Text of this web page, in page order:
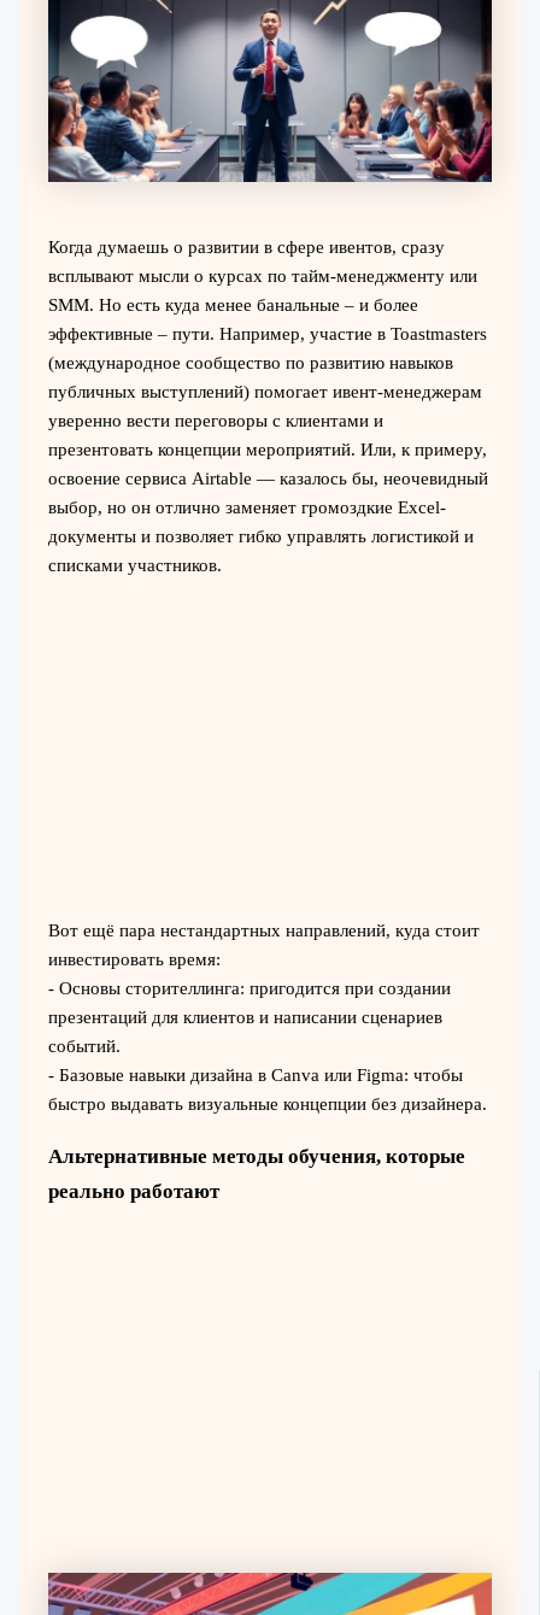
Когда думаешь о развитии в сфере ивентов, сразу
всплывают мысли о курсах по тайм-менеджменту или
SMM. Но есть куда менее банальные – и более
эффективные – пути. Например, участие в Toastmasters
(международное сообщество по развитию навыков
публичных выступлений) помогает ивент-менеджерам
уверенно вести переговоры с клиентами и
презентовать концепции мероприятий. Или, к примеру,
освоение сервиса Airtable — казалось бы, неочевидный
выбор, но он отлично заменяет громоздкие Excel-
документы и позволяет гибко управлять логистикой и
списками участников.
Вот ещё пара нестандартных направлений, куда стоит
инвестировать время:
- Основы сторителлинга: пригодится при создании
презентаций для клиентов и написании сценариев
событий.
- Базовые навыки дизайна в Canva или Figma: чтобы
быстро выдавать визуальные концепции без дизайнера.
Альтернативные методы обучения, которые
реально работают